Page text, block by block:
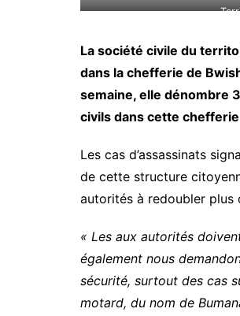
La société civile du
dans la chefferie de
semaine, elle dénombre
civils dans cette
Les cas d’assassinats
de cette structure
autorités à redoubler plus
« Les aux autorités
également nous
sécurité, surtout des cas
motard, du nom de